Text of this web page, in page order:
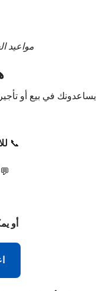
مواعيد العمل:
يساعدونك في بيع أو
📞
💬
أو